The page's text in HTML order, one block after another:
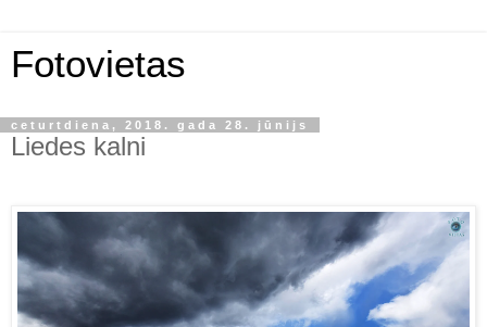
Fotovietas
ceturtdiena, 2018. gada 28. jūnijs
Liedes kalni